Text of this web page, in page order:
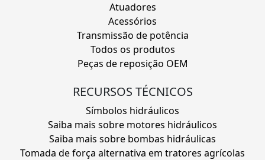
Atuadores
Acessórios
Transmissão de potência
Todos os produtos
Peças de reposição OEM
RECURSOS TÉCNICOS
Símbolos hidráulicos
Saiba mais sobre motores hidráulicos
Saiba mais sobre bombas hidráulicas
Tomada de força alternativa em tratores agrícolas